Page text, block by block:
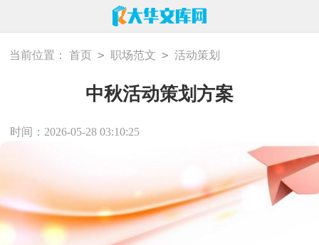
当前位置： 首页 > 职场范文 > 活动策划
中秋活动策划方案
时间：2026-05-28 03:10:25